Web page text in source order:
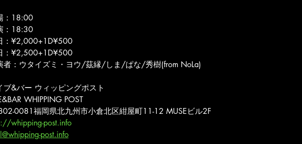
：18:00
：18:30
：¥2,000+1D¥500
：¥2,500+1D¥500
者：ウタイズミ・ヨウ/茲縁/しま/ぱな/秀樹(from NoLa)
ブ&バー ウィッピングポスト
WHIPPING POST
0081福岡県北九州市小倉北区紺屋町11-12 MUSEビル2F
whipping-post.info
post.info